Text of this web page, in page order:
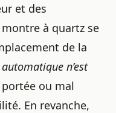
et des
montre à quartz se
de la
n’est
ou mal
En revanche,